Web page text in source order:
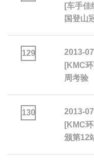
[车手
国登山
129
2013-
[KMC
周考验
130
2013-
[KMC
颁第12